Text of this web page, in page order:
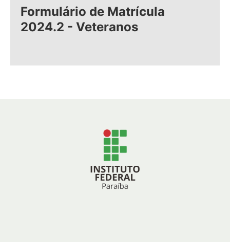
Formulário de Matrícula
2024.2 - Veteranos